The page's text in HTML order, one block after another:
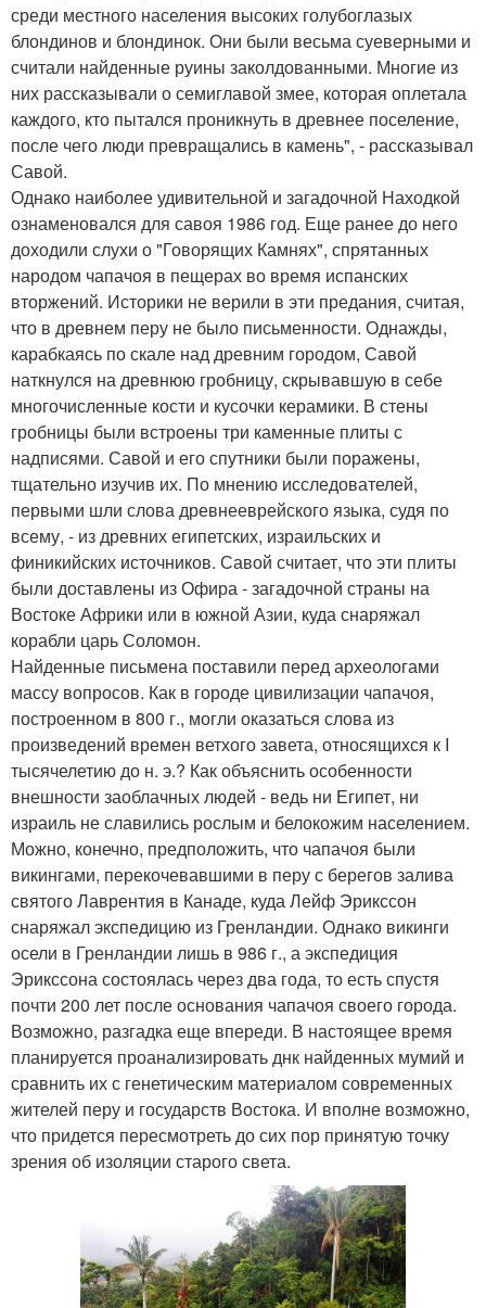
среди местного населения высоких голубоглазых
блондинов и блондинок. Они были весьма суеверными и
считали найденные руины заколдованными. Многие из
них рассказывали о семиглавой змее, которая оплетала
каждого, кто пытался проникнуть в древнее поселение,
после чего люди превращались в камень", - рассказывал
Савой.
Однако наиболее удивительной и загадочной Находкой
ознаменовался для савоя 1986 год. Еще ранее до него
доходили слухи о "Говорящих Камнях", спрятанных
народом чапачоя в пещерах во время испанских
вторжений. Историки не верили в эти предания, считая,
что в древнем перу не было письменности. Однажды,
карабкаясь по скале над древним городом, Савой
наткнулся на древнюю гробницу, скрывавшую в себе
многочисленные кости и кусочки керамики. В стены
гробницы были встроены три каменные плиты с
надписями. Савой и его спутники были поражены,
тщательно изучив их. По мнению исследователей,
первыми шли слова древнееврейского языка, судя по
всему, - из древних египетских, израильских и
финикийских источников. Савой считает, что эти плиты
были доставлены из Офира - загадочной страны на
Востоке Африки или в южной Азии, куда снаряжал
корабли царь Соломон.
Найденные письмена поставили перед археологами
массу вопросов. Как в городе цивилизации чапачоя,
построенном в 800 г., могли оказаться слова из
произведений времен ветхого завета, относящихся к I
тысячелетию до н. э.? Как объяснить особенности
внешности заоблачных людей - ведь ни Египет, ни
израиль не славились рослым и белокожим населением.
Можно, конечно, предположить, что чапачоя были
викингами, перекочевавшими в перу с берегов залива
святого Лаврентия в Канаде, куда Лейф Эрикссон
снаряжал экспедицию из Гренландии. Однако викинги
осели в Гренландии лишь в 986 г., а экспедиция
Эрикссона состоялась через два года, то есть спустя
почти 200 лет после основания чапачоя своего города.
Возможно, разгадка еще впереди. В настоящее время
планируется проанализировать днк найденных мумий и
сравнить их с генетическим материалом современных
жителей перу и государств Востока. И вполне возможно,
что придется пересмотреть до сих пор принятую точку
зрения об изоляции старого света.